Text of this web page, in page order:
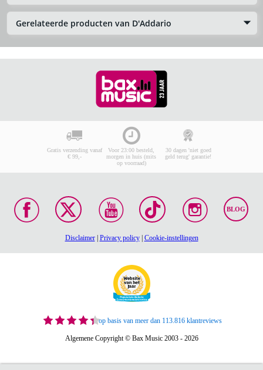
Gerelateerde producten van D'Addario
Gratis verzending vanaf
€ 99,-
Voor 23:00 besteld,
morgen in huis (mits
op voorraad)
30 dagen 'niet goed
geld terug' garantie!
BLOG
Disclaimer| Privacy policy| Cookie-instellingen
op basis van meer dan 113.816 klantreviews
Algemene Copyright © Bax Music 2003 - 2026